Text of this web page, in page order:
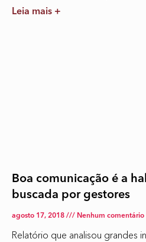
Leia mais +
Boa comunicação é a
buscada por gestores
agosto 17, 2018 Nenhum comentário
Relatório que analisou grandes